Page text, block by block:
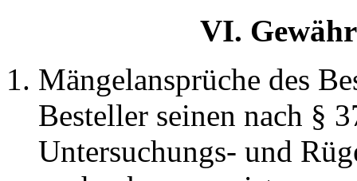
VI.
Mängelansprüche des
Besteller seinen nach §
Untersuchungs- und